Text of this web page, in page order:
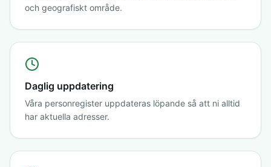
och geografiskt område.
Daglig uppdatering
Våra personregister uppdateras löpande så att ni alltid
har aktuella adresser.